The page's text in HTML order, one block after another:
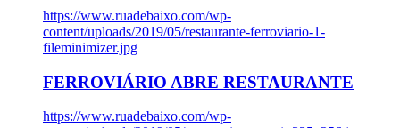
https://www.ruadebaixo.com/wp-
content/uploads/2019/05/restaurante-ferroviario-1-
fileminimizer.jpg
FERROVIÁRIO ABRE RESTAURANTE
https://www.ruadebaixo.com/wp-